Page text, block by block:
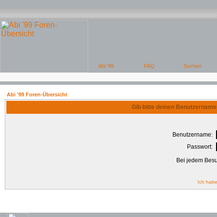
Abi '99 Foren-Übersicht
Gib bitte deinen
Benutzername:
Passwort:
Bei jedem
Ich